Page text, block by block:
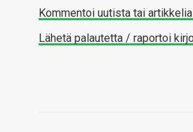
Kommentoi uutista tai
Lähetä palautetta / raportoi